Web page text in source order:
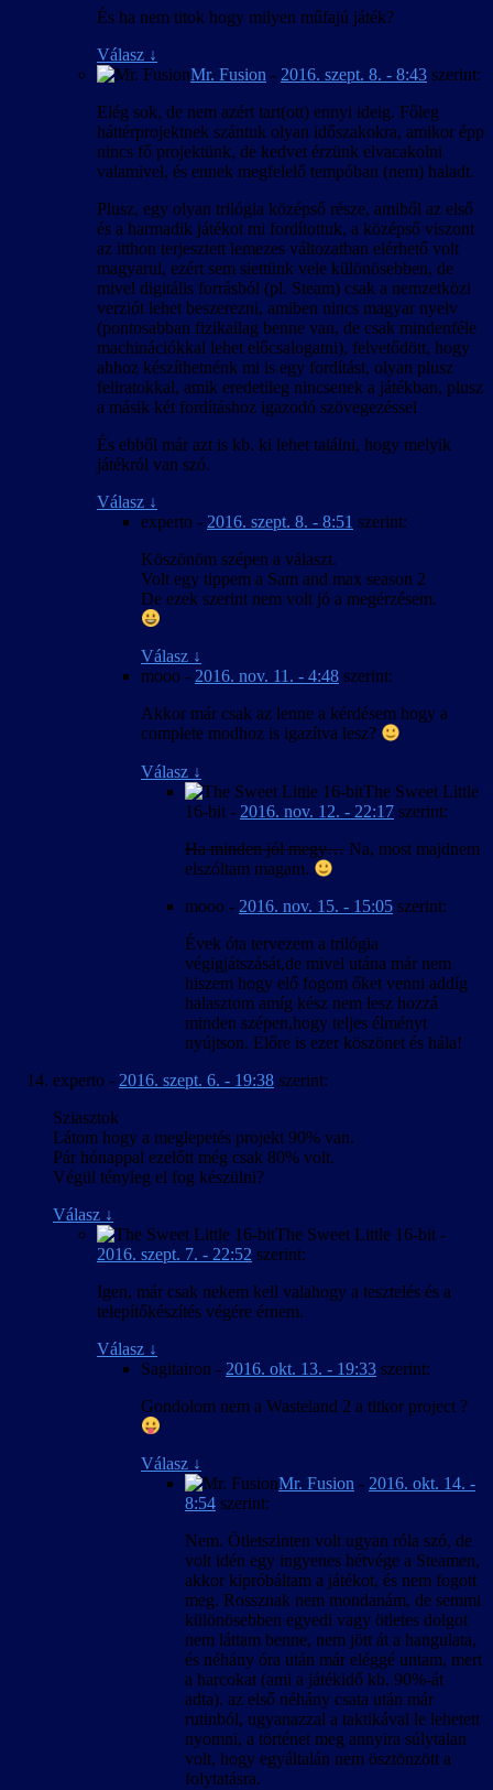
És ha nem titok hogy milyen műfajú játék?
Válasz ↓
Mr. Fusion - 2016. szept. 8. - 8:43 szerint:
Elég sok, de nem azért tart(ott) ennyi ideig. Főleg
háttérprojektnek szántuk olyan időszakokra, amikor épp
nincs fő projektünk, de kedvet érzünk elvacakolni
valamivel, és ennek megfelelő tempóban (nem) haladt.
Plusz, egy olyan trilógia középső része, amiből az első
és a harmadik játékot mi fordítottuk, a középső viszont
az itthon terjesztett lemezes változatban elérhető volt
magyarul, ezért sem siettünk vele különösebben, de
mivel digitális forrásból (pl. Steam) csak a nemzetközi
verziót lehet beszerezni, amiben nincs magyar nyelv
(pontosabban fizikailag benne van, de csak mindenféle
machinációkkal lehet előcsalogatni), felvetődött, hogy
ahhoz készíthetnénk mi is egy fordítást, olyan plusz
feliratokkal, amik eredetileg nincsenek a játékban, plusz
a másik két fordításhoz igazodó szövegezéssel
És ebből már azt is kb. ki lehet találni, hogy melyik
játékról van szó.
Válasz ↓
experto - 2016. szept. 8. - 8:51 szerint:
Köszönöm szépen a választ.
Volt egy tippem a Sam and max season 2
De ezek szerint nem volt jó a megérzésem.
Válasz ↓
mooo - 2016. nov. 11. - 4:48 szerint:
Akkor már csak az lenne a kérdésem hogy a
complete modhoz is igazítva lesz?
Válasz ↓
The Sweet Little
16-bit - 2016. nov. 12. - 22:17 szerint:
Ha minden jól megy… Na, most majdnem
elszóltam magam.
mooo - 2016. nov. 15. - 15:05 szerint:
Évek óta tervezem a trilógia
végigjátszását,de mivel utána már nem
hiszem hogy elő fogom őket venni addíg
halasztom amíg kész nem lesz hozzá
minden szépen,hogy teljes élményt
nyújtson. Előre is ezer köszönet és hála!
experto - 2016. szept. 6. - 19:38 szerint:
Sziasztok
Látom hogy a meglepetés projekt 90% van.
Pár hónappal ezelőtt még csak 80% volt.
Végül tényleg el fog készülni?
Válasz ↓
The Sweet Little 16-bit -
2016. szept. 7. - 22:52 szerint:
Igen, már csak nekem kell valahogy a tesztelés és a
telepítőkészítés végére érnem.
Válasz ↓
Sagitairon - 2016. okt. 13. - 19:33 szerint:
Gondolom nem a Wasteland 2 a titkor project ?
Válasz ↓
Mr. Fusion - 2016. okt. 14. -
8:54 szerint:
Nem. Ötletszinten volt ugyan róla szó, de
volt idén egy ingyenes hétvége a Steamen,
akkor kipróbáltam a játékot, és nem fogott
meg. Rossznak nem mondanám, de semmi
különösebben egyedi vagy ötletes dolgot
nem láttam benne, nem jött át a hangulata,
és néhány óra után már eléggé untam, mert
a harcokat (ami a játékidő kb. 90%-át
adta). az első néhány csata után már
rutinból, ugyanazzal a taktikával le lehetett
nyomni, a történet meg annyira súlytalan
volt, hogy egyáltalán nem ösztönzött a
folytatásra.